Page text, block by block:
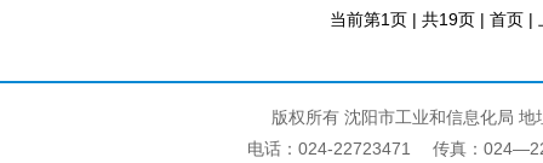
当前第1页 | 共19页 | 首页 |
版权所有 沈阳市工业和信息化局
电话：024-22723471 传真：